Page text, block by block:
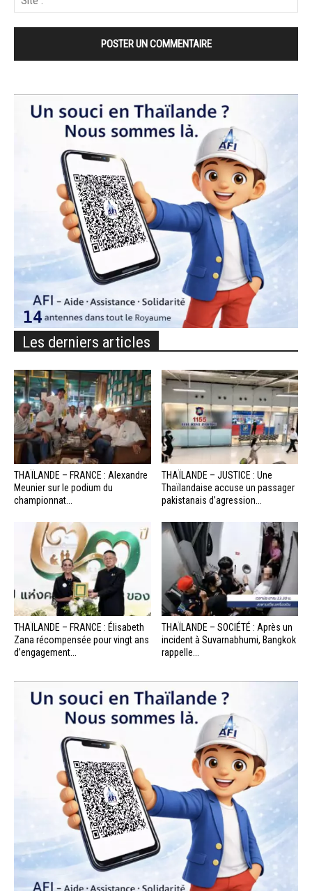
Les derniers articles
THAÏLANDE – FRANCE : Alexandre
Meunier sur le podium du
championnat...
THAÏLANDE – JUSTICE : Une
Thaïlandaise accuse un passager
pakistanais d’agression...
THAÏLANDE – FRANCE : Élisabeth
Zana récompensée pour vingt ans
d’engagement...
THAÏLANDE – SOCIÉTÉ : Après un
incident à Suvarnabhumi, Bangkok
rappelle...